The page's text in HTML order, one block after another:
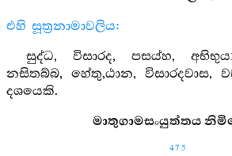
එහි සූත්‍රනාමාවලිය:
සුද්ධ, විසාරද, පසය්හ,
නසිතබ්බ, හේතු,ඨාන, විසාරදවාස,
දශයෙකි.
මාතුගාමසංයුත්තය
475